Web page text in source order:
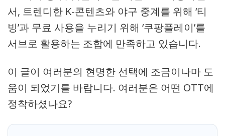
서, 트렌디한 K-콘텐츠와 야구 중계를 위해 ‘티
빙’과 무료 사용을 누리기 위해 ‘쿠팡플레이’를
서브로 활용하는 조합에 만족하고 있습니다.
이 글이 여러분의 현명한 선택에 조금이나마 도
움이 되었기를 바랍니다. 여러분은 어떤 OTT에
정착하셨나요?